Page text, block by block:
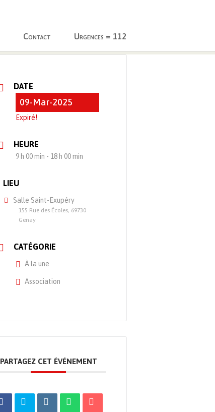
Contact Urgences = 112
DATE
09-Mar-2025
Expiré!
HEURE
9 h 00 min - 18 h 00 min
LIEU
Salle Saint-Exupéry
155 Rue des Écoles, 69730
Genay
CATÉGORIE
À la une
Association
PARTAGEZ CET ÉVÉNEMENT